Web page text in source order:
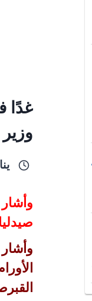
يناير 17,
وأشار